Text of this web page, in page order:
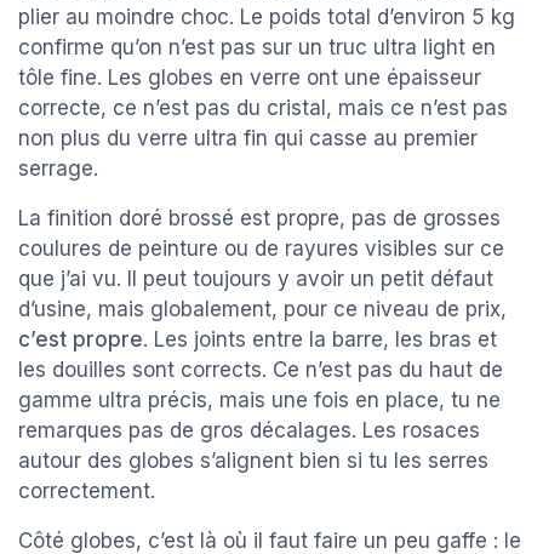
plier au moindre choc. Le poids total d’environ 5 kg
confirme qu’on n’est pas sur un truc ultra light en
tôle fine. Les globes en verre ont une épaisseur
correcte, ce n’est pas du cristal, mais ce n’est pas
non plus du verre ultra fin qui casse au premier
serrage.
La finition doré brossé est propre, pas de grosses
coulures de peinture ou de rayures visibles sur ce
que j’ai vu. Il peut toujours y avoir un petit défaut
d’usine, mais globalement, pour ce niveau de prix,
c’est propre. Les joints entre la barre, les bras et
les douilles sont corrects. Ce n’est pas du haut de
gamme ultra précis, mais une fois en place, tu ne
remarques pas de gros décalages. Les rosaces
autour des globes s’alignent bien si tu les serres
correctement.
Côté globes, c’est là où il faut faire un peu gaffe : le